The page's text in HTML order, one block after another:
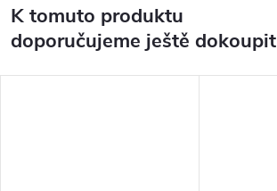
K tomuto produktu
doporučujeme ještě dokoupit